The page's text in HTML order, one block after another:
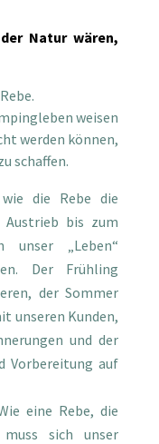
Natur wären,
weisen
werden können,
schaffen.
wie die Rebe die
Austrieb bis zum
unser „Leben“
Der Frühling
der Sommer
unseren Kunden,
und der
Vorbereitung auf
eine Rebe, die
sich unser